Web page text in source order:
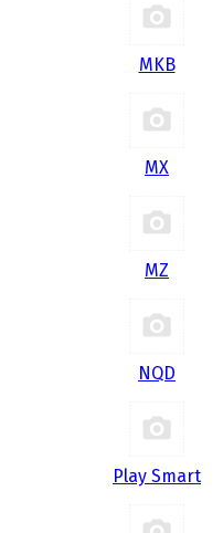
MKB
MX
MZ
NQD
Play Smart